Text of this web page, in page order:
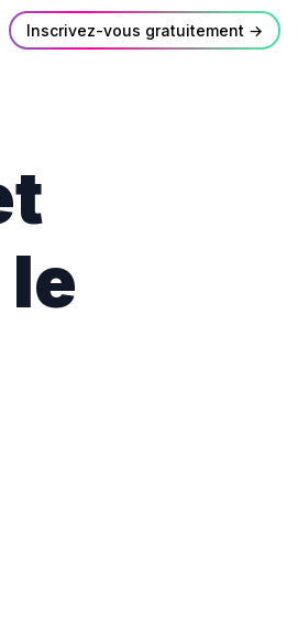
Inscrivez-vous gratuitement →